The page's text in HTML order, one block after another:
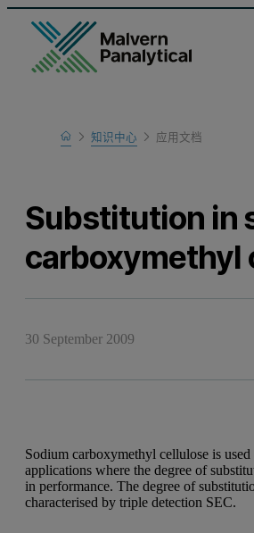
Home
Learn
知识中心 应用文档
Substitution in
carboxymethyl
30 September 2009
Sodium carboxymethyl cellulose is
applications where the degree of
in performance. The degree of
characterised by triple detection SEC.